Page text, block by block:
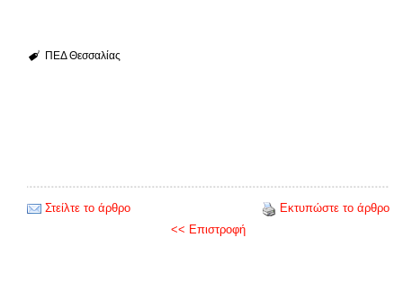
ΠΕΔ Θεσσαλίας
Στείλτε το άρθρο
Εκτυπώστε το άρθρο
<< Επιστροφή